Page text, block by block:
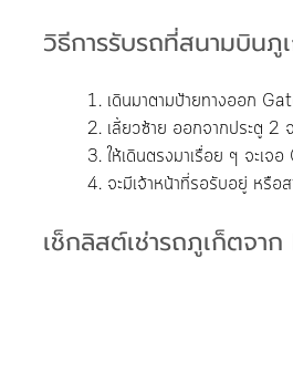
วิธีการรับรถที่สนามบินภู
1. เดินมาตามป้ายทางออก
2. เลี้ยวซ้าย ออกจากประตู 2
3. ให้เดินตรงมาเรื่อย ๆ จะ
4. จะมีเจ้าหน้าที่รอรับอยู่ ห
เช็กลิสต์เช่ารถภูเก็ตจา